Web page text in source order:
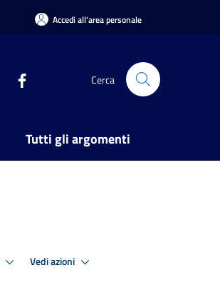
Accedi all'area personale
Cerca
Tutti gli argomenti
Vedi azioni